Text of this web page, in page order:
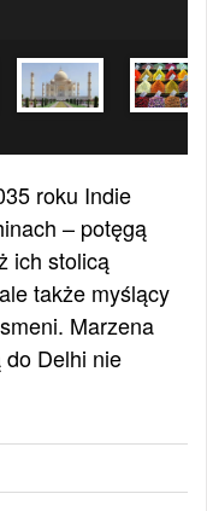
roku Indie
– potęgą
ich stolicą
także myślący
Marzena
Delhi nie